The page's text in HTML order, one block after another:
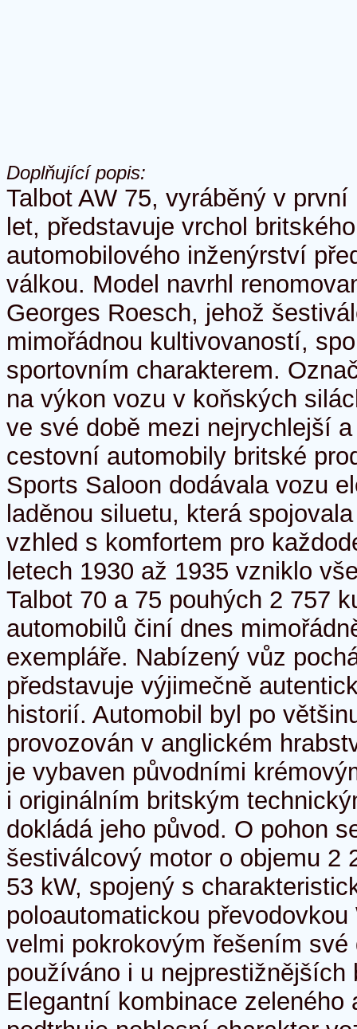
Doplňující popis:
Talbot AW 75, vyráběný v
let, představuje vrchol
automobilového inženýrství
válkou. Model navrhl
Georges Roesch, jehož
mimořádnou kultivovaností,
sportovním charakterem.
na výkon vozu v koňských
ve své době mezi nejrychlejší
cestovní automobily britské
Sports Saloon dodávala vozu
laděnou siluetu, která
vzhled s komfortem pro
letech 1930 až 1935 vzniklo
Talbot 70 a 75 pouhých 2 757
automobilů činí dnes
exempláře. Nabízený vůz
představuje výjimečně
historií. Automobil byl po
provozován v anglickém
je vybaven původními
i originálním britským
dokládá jeho původ. O pohon
šestiválcový motor o objemu 2
53 kW, spojený s
poloautomatickou
velmi pokrokovým řešením své
používáno i u nejprestižnějších
Elegantní kombinace zeleného